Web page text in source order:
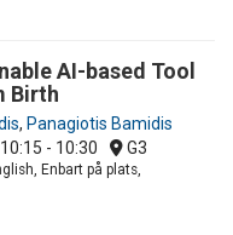
AI-based Tool
Βirth
, Panagiotis Bamidis
10:15 - 10:30 G3
Enbart på plats,